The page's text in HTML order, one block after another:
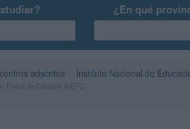
¿En qué
adscritos Instituto Nacional de